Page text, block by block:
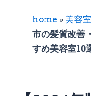
home » 美容室
市の髪質改善
すめ美容室10